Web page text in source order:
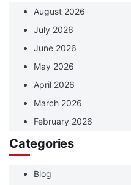
August 2026
July 2026
June 2026
May 2026
April 2026
March 2026
February 2026
Categories
Blog